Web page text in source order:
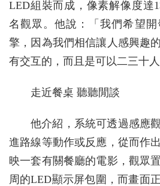
LED組裝而成，像素解像度達
名觀眾。他說：「我們希望開
擎，因為我們相信讓人感興趣
有交互的，而且是可以二三十人
走近餐桌 聽聽閒談
他介紹，系統可透過感應
進路線等動作或反應，從而作
映一套有關餐廳的電影，觀眾
周的LED顯示屏包圍，而畫面